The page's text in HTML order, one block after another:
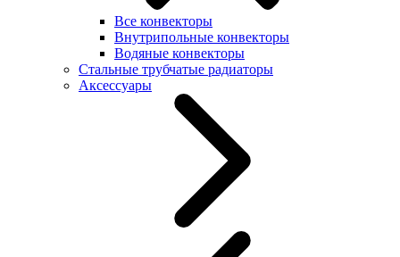
Все конвекторы
Внутрипольные конвекторы
Водяные конвекторы
Стальные трубчатые радиаторы
Аксессуары